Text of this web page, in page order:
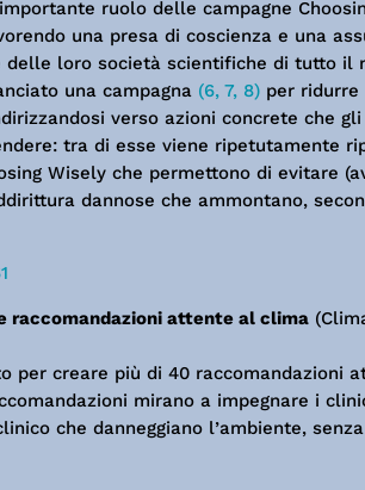
ruolo delle campagne
una presa di coscienza e una
loro società scientifiche di tutto il
una campagna (6, 7, 8)per ridurre
verso azioni concrete che gli
tra di esse viene ripetutamente
Wisely che permettono di evitare
dannose che ammontano,
raccomandazioni attente al clima
per creare più di 40 raccomandazioni
mirano a impegnare i
che danneggiano l’ambiente, senza